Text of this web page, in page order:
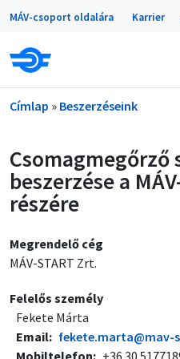
Ugrás a tartalomra
Portálok
MÁV-csoport oldalára Karrier
Morzsa
Címlap Beszerzéseink
Csomagmegőrző
beszerzése a
részére
Megrendelő cég
MÁV-START Zrt.
Felelős személy
Fekete Márta
Email
fekete.marta@mav-
Mobiltelefon
+36 30